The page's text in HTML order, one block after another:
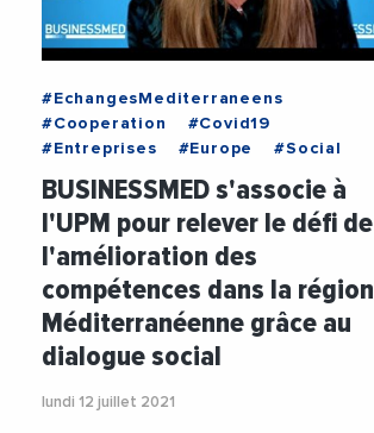
#EchangesMediterraneens
#Cooperation
#Covid19
#Entreprises
#Europe #Social
BUSINESSMED s'associe à
l'UPM pour relever le défi de
l'amélioration des
compétences dans la région
Méditerranéenne grâce au
dialogue social
lundi 12 juillet 2021